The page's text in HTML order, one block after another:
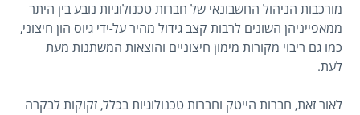
מורכבות הניהול החשבונאי של חברות טכנולוגיות נובע בין היתר
ממאפייניהן השונים לרבות קצב גידול מהיר על-ידי גיוס הון חיצוני,
כמו גם ריבוי מקורות מימון חיצוניים והוצאות המשתנות מעת
לעת.
לאור זאת, חברות הייטק וחברות טכנולוגיות בכלל, זקוקות לבקרה